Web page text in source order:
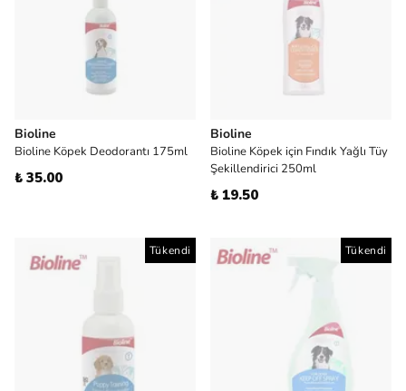
Bioline
Bioline Köpek Deodorantı 175ml
₺ 35.00
Bioline
Bioline Köpek için Fındık Yağlı Tüy
Şekillendirici 250ml
₺ 19.50
Tükendi Tükendi